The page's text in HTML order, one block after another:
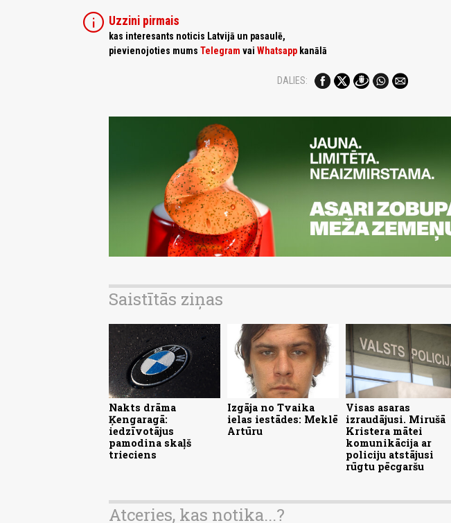
info Uzzini pirmais
kas interesants noticis Latvijā un pasaulē,
pievienojoties mums Telegram vai Whatsapp kanālā
DALIES:
Saistītās ziņas
Nakts drāma
Ķengaragā:
iedzīvotājus
pamodina skaļš
trieciens
Izgāja no Tvaika
ielas iestādes: Meklē
Artūru
Visas asaras
izraudājusi. Mirušā
Kristera mātei
komunikācija ar
policiju atstājusi
rūgtu pēcgaršu
Atceries, kas notika...?